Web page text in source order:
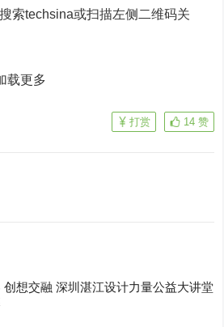
索techsina或扫描左侧二维码关
载更多
14 赞
打赏
创想交融 深圳湛江设计力量公益大讲堂